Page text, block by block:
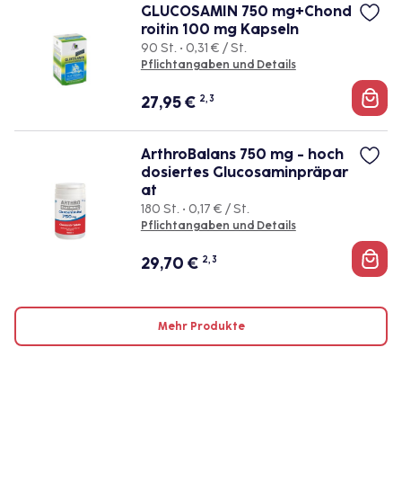
GLUCOSAMIN 750 mg+Chond
roitin 100 mg Kapseln
90 St. • 0,31 € / St.
Pflichtangaben und Details
27,95€ 2, 3
ArthroBalans 750 mg - hoch
dosiertes Glucosaminpräpar
at
180 St. • 0,17 € / St.
Pflichtangaben und Details
29,70 € 2, 3
Mehr Produkte